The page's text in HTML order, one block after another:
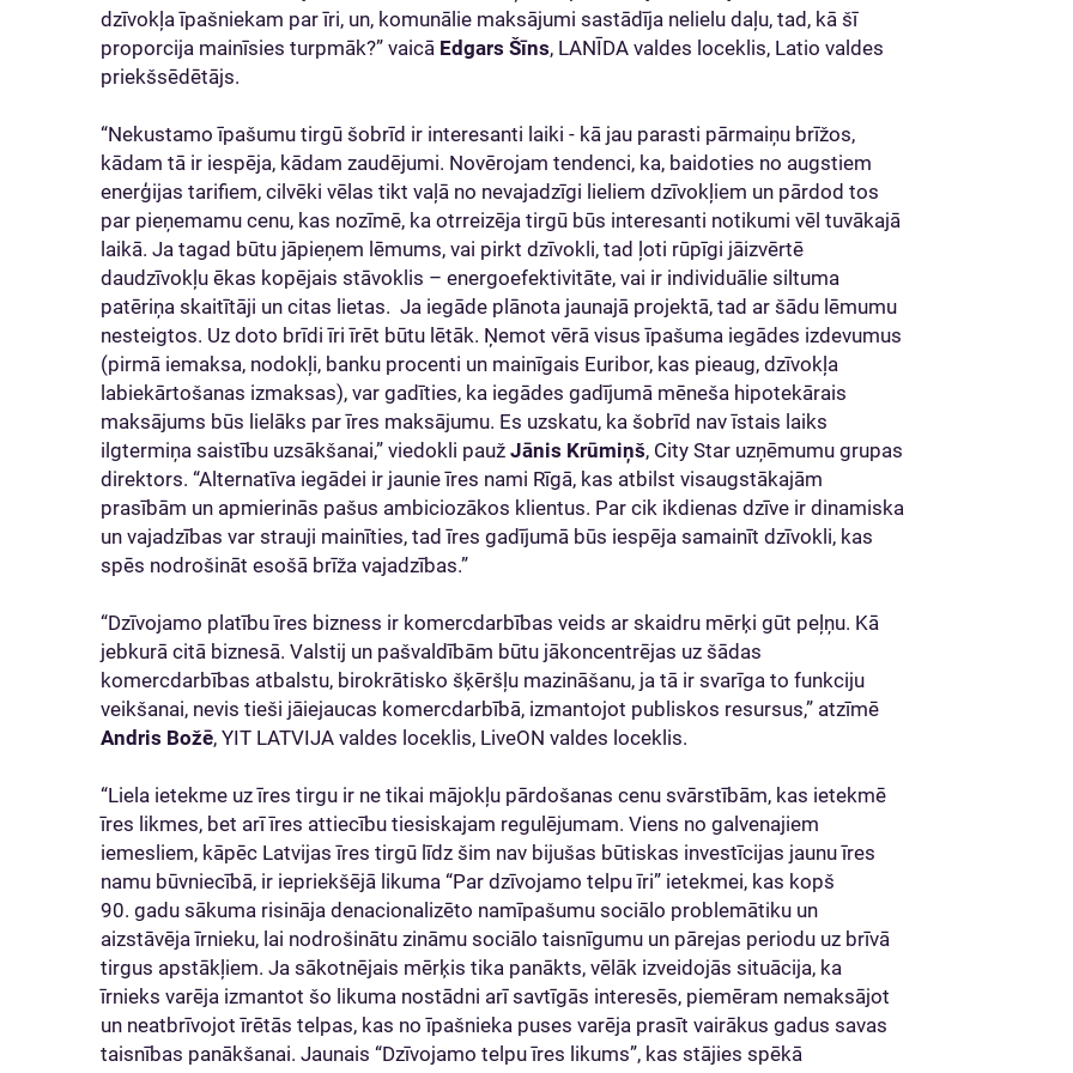
dzīvokļa īpašniekam par īri, un, komunālie maksājumi sastādīja nelielu daļu, tad, kā šī
proporcija mainīsies turpmāk?” vaicā Edgars Šīns, LANĪDA valdes loceklis, Latio valdes
priekšsēdētājs.
“Nekustamo īpašumu tirgū šobrīd ir interesanti laiki - kā jau parasti pārmaiņu brīžos,
kādam tā ir iespēja, kādam zaudējumi. Novērojam tendenci, ka, baidoties no augstiem
enerģijas tarifiem, cilvēki vēlas tikt vaļā no nevajadzīgi lieliem dzīvokļiem un pārdod tos
par pieņemamu cenu, kas nozīmē, ka otrreizēja tirgū būs interesanti notikumi vēl tuvākajā
laikā. Ja tagad būtu jāpieņem lēmums, vai pirkt dzīvokli, tad ļoti rūpīgi jāizvērtē
daudzīvokļu ēkas kopējais stāvoklis – energoefektivitāte, vai ir individuālie siltuma
patēriņa skaitītāji un citas lietas. Ja iegāde plānota jaunajā projektā, tad ar šādu lēmumu
nesteigtos. Uz doto brīdi īri īrēt būtu lētāk. Ņemot vērā visus īpašuma iegādes izdevumus
(pirmā iemaksa, nodokļi, banku procenti un mainīgais Euribor, kas pieaug, dzīvokļa
labiekārtošanas izmaksas), var gadīties, ka iegādes gadījumā mēneša hipotekārais
maksājums būs lielāks par īres maksājumu. Es uzskatu, ka šobrīd nav īstais laiks
ilgtermiņa saistību uzsākšanai,” viedokli pauž Jānis Krūmiņš, City Star uzņēmumu grupas
direktors. “Alternatīva iegādei ir jaunie īres nami Rīgā, kas atbilst visaugstākajām
prasībām un apmierinās pašus ambiciozākos klientus. Par cik ikdienas dzīve ir dinamiska
un vajadzības var strauji mainīties, tad īres gadījumā būs iespēja samainīt dzīvokli, kas
spēs nodrošināt esošā brīža vajadzības.”
“Dzīvojamo platību īres bizness ir komercdarbības veids ar skaidru mērķi gūt peļņu. Kā
jebkurā citā biznesā. Valstij un pašvaldībām būtu jākoncentrējas uz šādas
komercdarbības atbalstu, birokrātisko šķēršļu mazināšanu, ja tā ir svarīga to funkciju
veikšanai, nevis tieši jāiejaucas komercdarbībā, izmantojot publiskos resursus,” atzīmē
Andris Božē, YIT LATVIJA valdes loceklis, LiveON valdes loceklis.
“Liela ietekme uz īres tirgu ir ne tikai mājokļu pārdošanas cenu svārstībām, kas ietekmē
īres likmes, bet arī īres attiecību tiesiskajam regulējumam. Viens no galvenajiem
iemesliem, kāpēc Latvijas īres tirgū līdz šim nav bijušas būtiskas investīcijas jaunu īres
namu būvniecībā, ir iepriekšējā likuma “Par dzīvojamo telpu īri” ietekmei, kas kopš
90. gadu sākuma risināja denacionalizēto namīpašumu sociālo problemātiku un
aizstāvēja īrnieku, lai nodrošinātu zināmu sociālo taisnīgumu un pārejas periodu uz brīvā
tirgus apstākļiem. Ja sākotnējais mērķis tika panākts, vēlāk izveidojās situācija, ka
īrnieks varēja izmantot šo likuma nostādni arī savtīgās interesēs, piemēram nemaksājot
un neatbrīvojot īrētās telpas, kas no īpašnieka puses varēja prasīt vairākus gadus savas
taisnības panākšanai. Jaunais “Dzīvojamo telpu īres likums”, kas stājies spēkā